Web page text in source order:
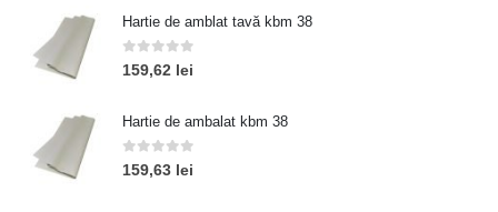
Hartie de amblat tavă kbm 38
0 out of 5
159,62 lei
Hartie de ambalat kbm 38
0 out of 5
159,63 lei